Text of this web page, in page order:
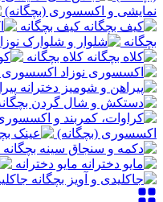
نمایشی و اکسسوری (بچگانه)
کیف بچگانه
بچگانه
کلاه بچگانه
اکسسوری
اکسسوری (بچگانه)
مایو دخترانه